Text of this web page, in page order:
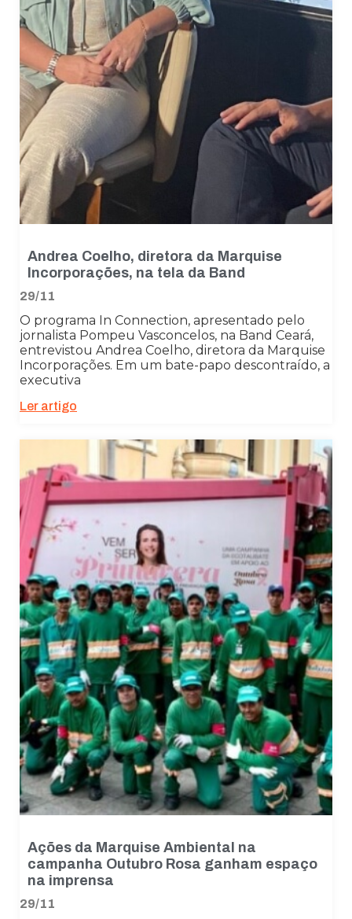
Andrea Coelho, diretora da Marquise
Incorporações, na tela da Band
29/11
O programa In Connection, apresentado pelo
jornalista Pompeu Vasconcelos, na Band Ceará,
entrevistou Andrea Coelho, diretora da Marquise
Incorporações. Em um bate-papo descontraído, a
executiva
Ler artigo
Ações da Marquise Ambiental na
campanha Outubro Rosa ganham espaço
na imprensa
29/11